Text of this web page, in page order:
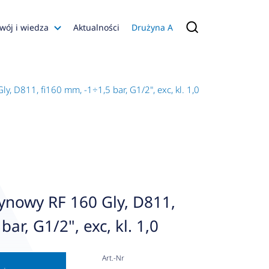
i wiedza
Konfiguratory
Aktualności Drużyna A
D811, fi160 mm, -1÷1,5 bar, G1/2", exc, kl. 1,0
RF 160 Gly, D811,
G1/2", exc, kl. 1,0
Art.-Nr